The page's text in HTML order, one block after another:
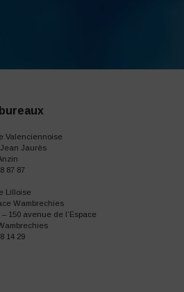
Valenciennoise
Jaurès
87 87
Lilloise
Wambrechies
– 150 avenue de l’Espace
14 29